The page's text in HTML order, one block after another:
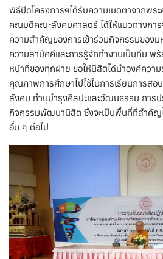
พิธีปิดโครงการฯได้รับความเมตตาจากพร
คณบดีคณะสังคมศาสตร์ ได้ให้แนวทางการ
ความสำคัญของการเข้าร่วมกิจกรรมของ
ความสามัคคีและการรู้จักทำงานเป็นทีม พ
หน้าที่ของทุกฝ่าย ขอให้นิสิตได้นำองค์ความ
คุณภาพการศึกษาไปใช้ในการเรียนการสอ
สังคม ทำนุบำรุงศิลปะและวัฒนธรรม การ
กิจกรรมพัฒนานิสิต ซึ่งจะเป็นพื้นที่ที่สำคัญ
อื่น ๆ ต่อไป